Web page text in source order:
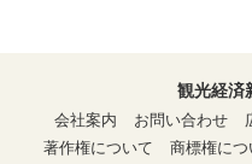
観光経済
会社案内
お問い合わせ
著作権について
商標権につ